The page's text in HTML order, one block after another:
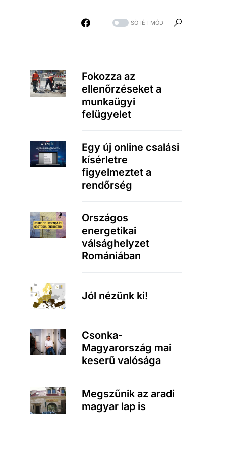
SÖTÉT MÓD
Fokozza az
ellenőrzéseket a
munkaügyi
felügyelet
Egy új online csalási
kísérletre
figyelmeztet a
rendőrség
Országos
energetikai
válsághelyzet
Romániában
Jól nézünk ki!
Csonka-
Magyarország mai
keserű valósága
Megszűnik az aradi
magyar lap is